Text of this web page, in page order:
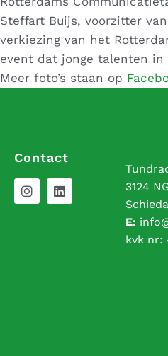
Steffart Buijs, voorzitter
verkiezing van het
event dat jonge talenten in
Meer foto’s staan op
Contact
3124
E:
kvk nr: